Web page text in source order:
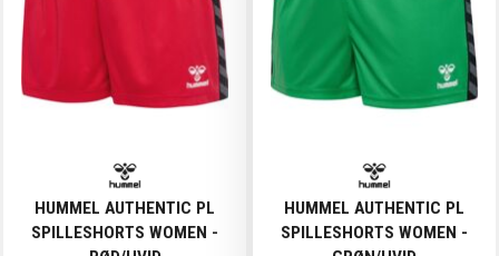
HUMMEL AUTHENTIC PL
SPILLESHORTS WOMEN -
HUMMEL AUTHENTIC PL
SPILLESHORTS WOMEN -